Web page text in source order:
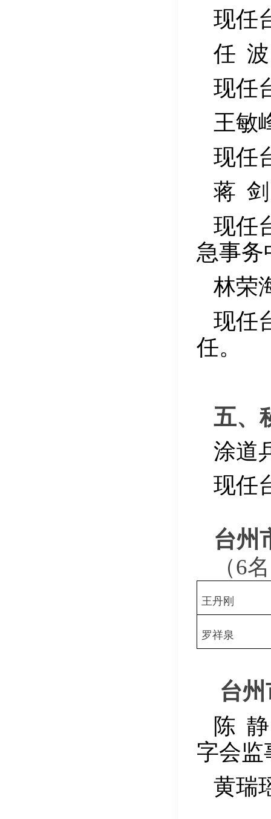
现任
任 波
现任
王敏
现任
蒋 剑
现任
急事务
林荣
现任
任。
五、
涂道
现任
台州
（6
王丹刚
罗祥泉
台
陈 静
字会监
黄瑞